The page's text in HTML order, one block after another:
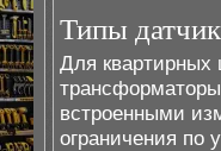
Типы
Для квартирных
встроенными
ограничения по